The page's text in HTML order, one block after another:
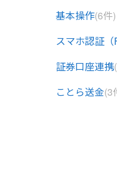
基本操作(6件)
スマホ認証（
証券口座連携
ことら送金(3